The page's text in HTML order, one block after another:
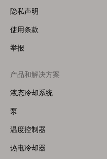
隐私声明
使用条款
举报
Footer
Menu
产品和解决方案
液态冷却系统
泵
温度控制器
热电冷却器